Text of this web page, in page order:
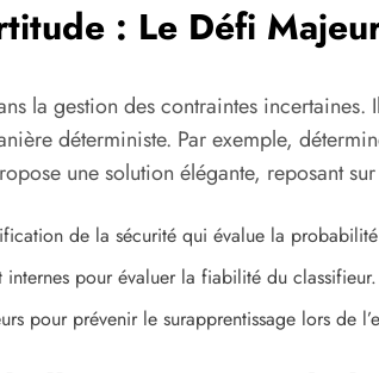
: Le Défi
la gestion des contraintes incertaines.
déterministe. Par exemple,
une solution élégante, reposant
de la sécurité qui évalue la
pour évaluer la fiabilité du classifieur.
pour prévenir le surapprentissage lors de